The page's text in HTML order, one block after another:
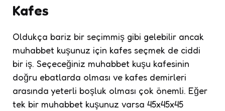
Kafes
Oldukça bariz bir seçimmiş gibi gelebilir ancak
muhabbet kuşunuz için kafes seçmek de ciddi
bir iş. Seçeceğiniz muhabbet kuşu kafesinin
doğru ebatlarda olması ve kafes demirleri
arasında yeterli boşluk olması çok önemli. Eğer
tek bir muhabbet kuşunuz varsa 45x45x45